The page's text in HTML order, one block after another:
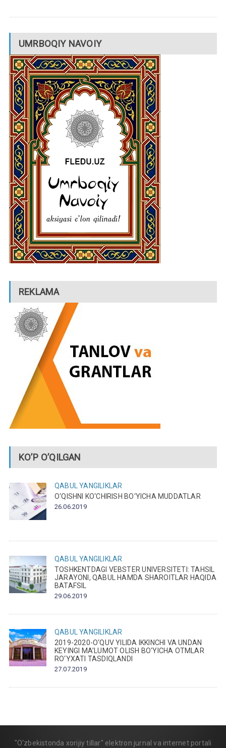
UMRBOQIY NAVOIY
REKLAMA
KO’P O’QILGAN
QABUL YANGILIKLAR
O‘QISHNI KO‘CHIRISH BO‘YICHA MUDDATLAR
26.06.2019
QABUL YANGILIKLAR
TOSHKENTDAGI VEBSTER UNIVERSITETI: TAHSIL
JARAYONI, QABUL HAMDA SHAROITLAR HAQIDA
BATAFSIL
29.06.2019
QABUL YANGILIKLAR
2019-2020-O‘QUV YILIDA IKKINCHI VA UNDAN
KEYINGI MA’LUMOT OLISH BO‘YICHA OTMLAR
RO‘YXATI TASDIQLANDI
27.07.2019
"O‘zbekistonda xorijiy tillar" elektron jurnal va internet portali